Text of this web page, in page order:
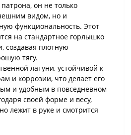
он не только
видом, но и
функциональность. Этот
на стандартное горлышко
создавая плотную
тягу.
латуни, устойчивой к
и коррозии, что делает его
и удобным в повседневном
своей форме и весу,
лежит в руке и смотрится